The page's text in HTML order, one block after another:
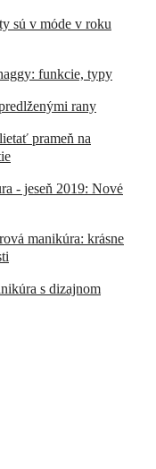
sú v móde v roku
funkcie, typy
rany
prameň na
- jeseň 2019: Nové
manikúra: krásne
s dizajnom